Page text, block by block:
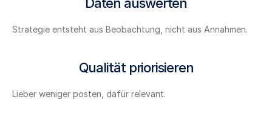
Strategie entsteht aus Beobachtung, nicht aus Annahmen.
Qualität priorisieren
Lieber weniger posten, dafür relevant.